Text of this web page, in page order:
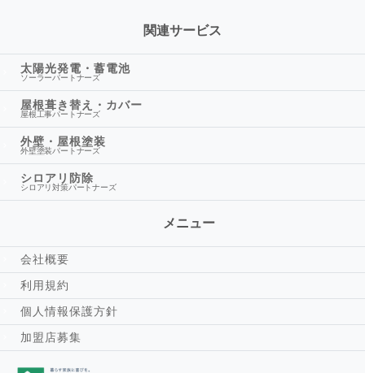
会社概要
利用規約
個人情報保護方針
加盟店募集
関連サービス
太陽光発電・蓄電池
ソーラーパートナーズ
屋根葺き替え・カバー
屋根工事パートナーズ
外壁・屋根塗装
外壁塗装パートナーズ
シロアリ防除
シロアリ対策パートナーズ
メニュー